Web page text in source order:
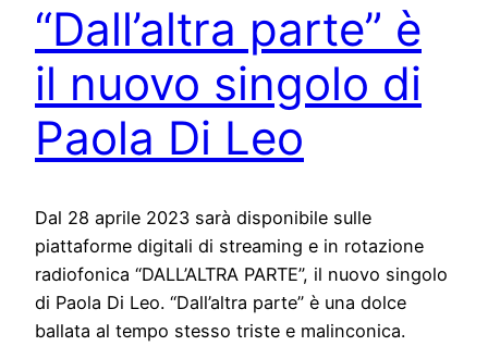
“Dall’altra parte” è
il nuovo singolo di
Paola Di Leo
Dal 28 aprile 2023 sarà disponibile sulle
piattaforme digitali di streaming e in rotazione
radiofonica “DALL’ALTRA PARTE”, il nuovo singolo
di Paola Di Leo. “Dall’altra parte” è una dolce
ballata al tempo stesso triste e malinconica.